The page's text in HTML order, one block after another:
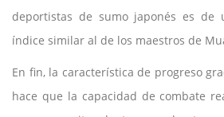
deportistas de sumo japonés es de
índice similar al de los maestros de
En fin, la característica de progreso
hace que la capacidad de combate